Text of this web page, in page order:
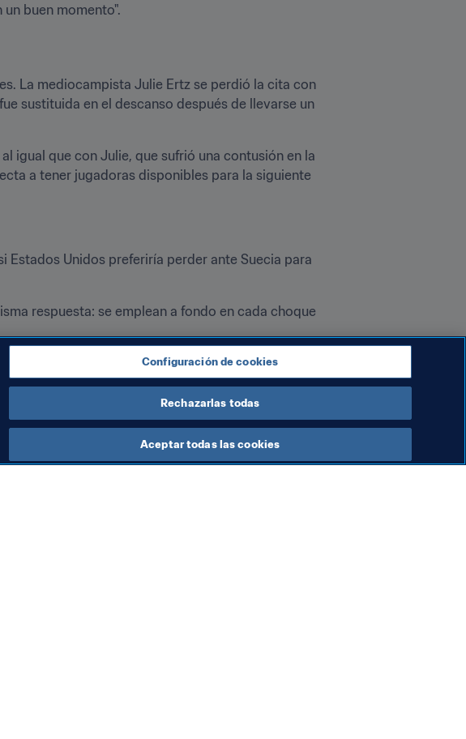
buen momento".
La mediocampista Julie Ertz se perdió la cita con
sustituida en el descanso después de llevarse un
igual que con Julie, que sufrió una contusión en la
a tener jugadoras disponibles para la siguiente
Estados Unidos preferiría perder ante Suecia para
respuesta: se emplean a fondo en cada choque
vista puesta únicamente en la próxima cita de su
Configuración de cookies
Rechazarlas todas
Aceptar todas las cookies